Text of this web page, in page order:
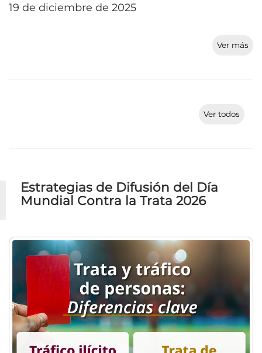
19 de diciembre de 2025
Ver más
Ver todos
Estrategias de Difusión del Día
Mundial Contra la Trata 2026